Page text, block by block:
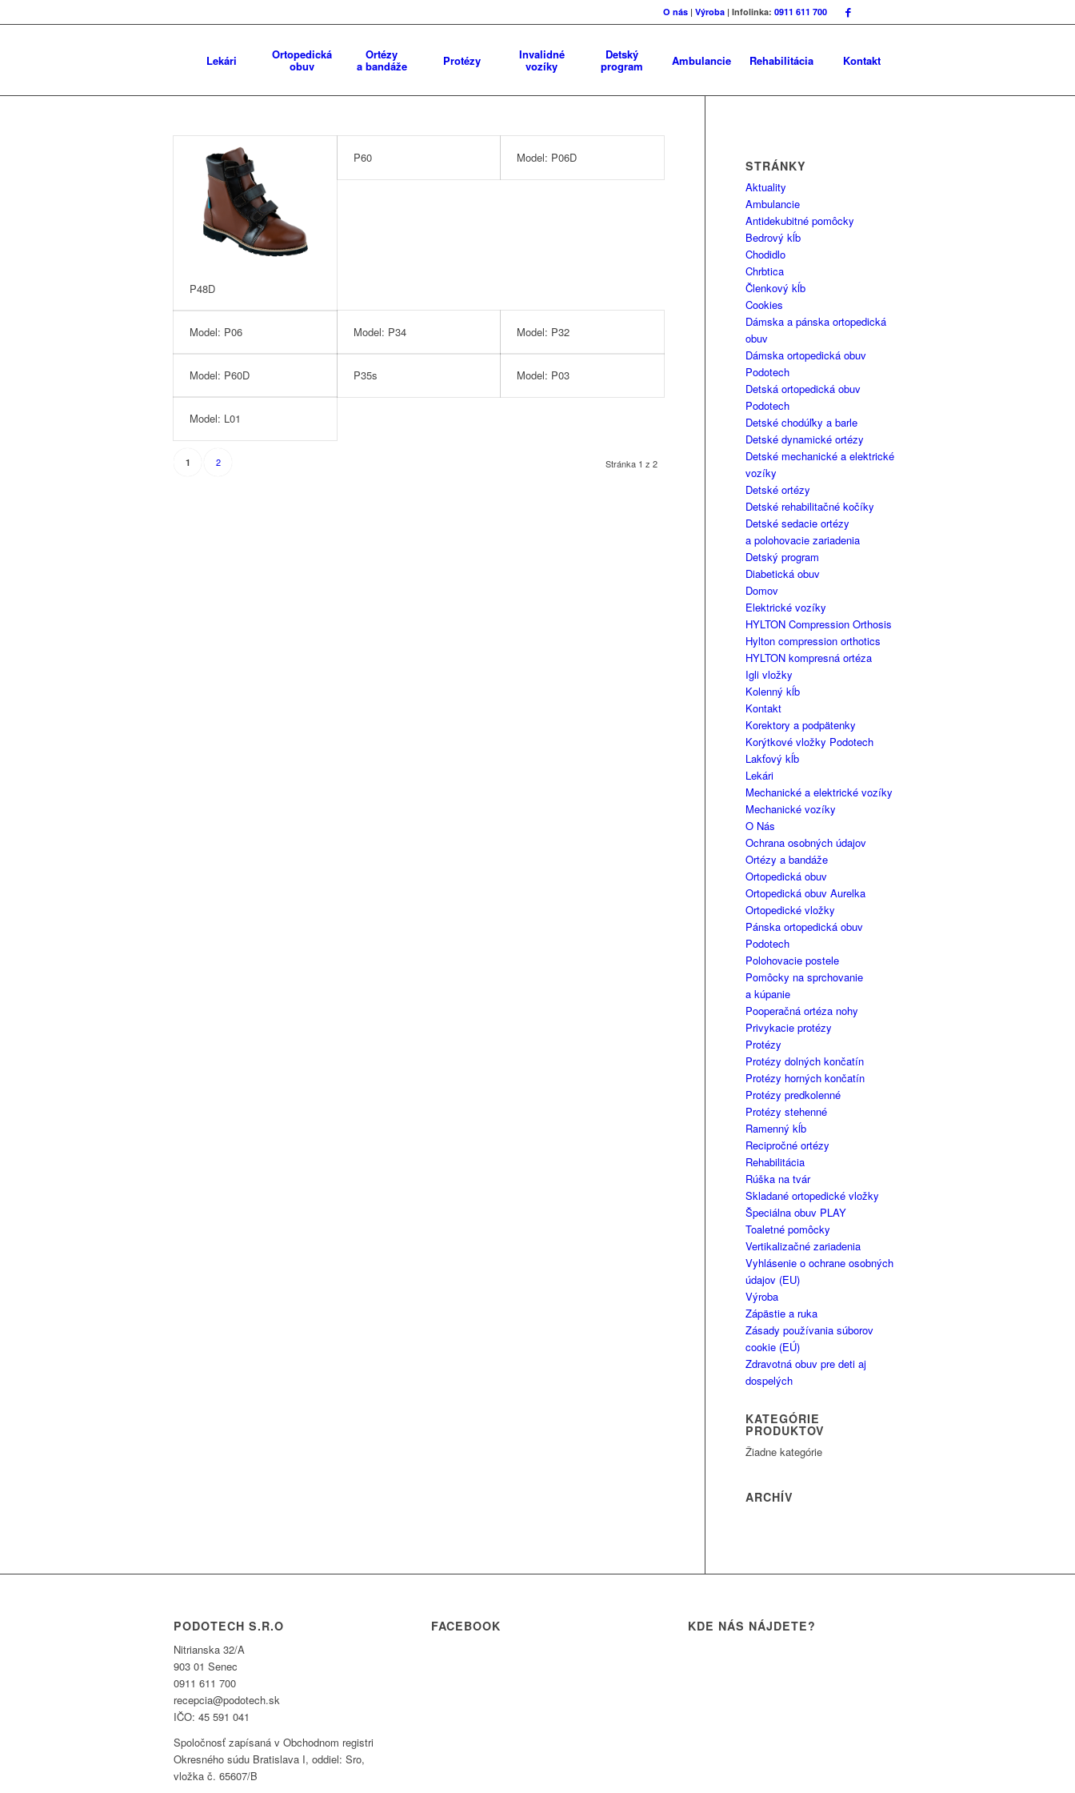
O nás |Výroba | Infolinka:0911 611 700
Lekári Ortopedická
obuv
Ortézy
a bandáže Protézy Invalidné
vozíky
Detský
program Ambulancie Rehabilitácia Kontakt
P48D
P60 Model: P06D
Model: P06 Model: P34 Model: P32
Model: P60D P35s Model: P03
Model: L01
Stránka 1 z 2
1 2
STRÁNKY
Aktuality
Ambulancie
Antidekubitné pomôcky
Bedrový kĺb
Chodidlo
Chrbtica
Členkový kĺb
Cookies
Dámska a pánska ortopedická
obuv
Dámska ortopedická obuv
Podotech
Detská ortopedická obuv
Podotech
Detské chodúľky a barle
Detské dynamické ortézy
Detské mechanické a elektrické
vozíky
Detské ortézy
Detské rehabilitačné kočíky
Detské sedacie ortézy
a polohovacie zariadenia
Detský program
Diabetická obuv
Domov
Elektrické vozíky
HYLTON Compression Orthosis
Hylton compression orthotics
HYLTON kompresná ortéza
Igli vložky
Kolenný kĺb
Kontakt
Korektory a podpätenky
Korýtkové vložky Podotech
Lakťový kĺb
Lekári
Mechanické a elektrické vozíky
Mechanické vozíky
O Nás
Ochrana osobných údajov
Ortézy a bandáže
Ortopedická obuv
Ortopedická obuv Aurelka
Ortopedické vložky
Pánska ortopedická obuv
Podotech
Polohovacie postele
Pomôcky na sprchovanie
a kúpanie
Pooperačná ortéza nohy
Privykacie protézy
Protézy
Protézy dolných končatín
Protézy horných končatín
Protézy predkolenné
Protézy stehenné
Ramenný kĺb
Recipročné ortézy
Rehabilitácia
Rúška na tvár
Skladané ortopedické vložky
Špeciálna obuv PLAY
Toaletné pomôcky
Vertikalizačné zariadenia
Vyhlásenie o ochrane osobných
údajov (EU)
Výroba
Zápästie a ruka
Zásady používania súborov
cookie (EÚ)
Zdravotná obuv pre deti aj
dospelých
KATEGÓRIE
PRODUKTOV
Žiadne kategórie
ARCHÍV
PODOTECH S.R.O
Nitrianska 32/A
903 01 Senec
0911 611 700
recepcia@podotech.sk
IČO: 45 591 041
Spoločnosť zapísaná v Obchodnom registri
Okresného súdu Bratislava I, oddiel: Sro,
vložka č. 65607/B
FACEBOOK KDE NÁS NÁJDETE?